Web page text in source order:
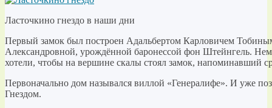
Ласточкино гнездо в наши дни
Первый замок был построен Адальбертом Карловичем
Александровной, урождённой баронессой фон Штейнгель.
хотели, чтобы на вершине скалы стоял замок, напоминавший
Первоначально дом назывался виллой «Генералифе». И уже
Гнездом.